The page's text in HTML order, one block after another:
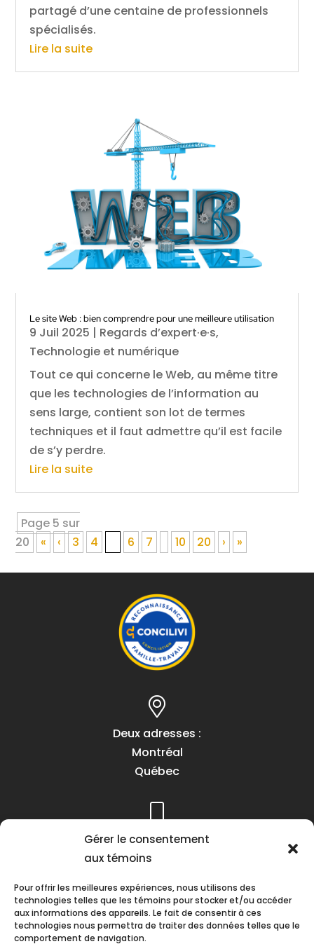
Gérer le consentement
aux témoins
Pour offrir les meilleures expériences, nous utilisons des
technologies telles que les témoins pour stocker et/ou accéder
aux informations des appareils. Le fait de consentir à ces
technologies nous permettra de traiter des données telles que le
comportement de navigation.
partagé d’une centaine de professionnels
spécialisés.
Lire la suite
Le site Web : bien comprendre pour une meilleure utilisation
9 Juil 2025 | Regards d’expert·e·s,
Technologie et numérique
Tout ce qui concerne le Web, au même titre
que les technologies de l’information au
sens large, contient son lot de termes
techniques et il faut admettre qu’il est facile
de s’y perdre.
Lire la suite
Page 5 sur
20
« ‹ 3 4 6 7 10 20 › »
Deux adresses :
Montréal
Québec
Téléphone :
(418) 622-1001